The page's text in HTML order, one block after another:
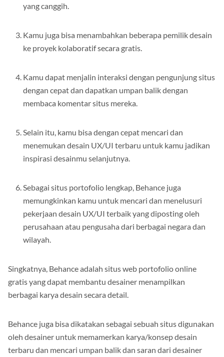
yang canggih.
Kamu juga bisa menambahkan beberapa pemilik desain
ke proyek kolaboratif secara gratis.
Kamu dapat menjalin interaksi dengan pengunjung situs
dengan cepat dan dapatkan umpan balik dengan
membaca komentar situs mereka.
Selain itu, kamu bisa dengan cepat mencari dan
menemukan desain UX/UI terbaru untuk kamu jadikan
inspirasi desainmu selanjutnya.
Sebagai situs portofolio lengkap, Behance juga
memungkinkan kamu untuk mencari dan menelusuri
pekerjaan desain UX/UI terbaik yang diposting oleh
perusahaan atau pengusaha dari berbagai negara dan
wilayah.
Singkatnya, Behance adalah situs web portofolio online
gratis yang dapat membantu desainer menampilkan
berbagai karya desain secara detail.
Behance juga bisa dikatakan sebagai sebuah situs digunakan
oleh desainer untuk memamerkan karya/konsep desain
terbaru dan mencari umpan balik dan saran dari desainer